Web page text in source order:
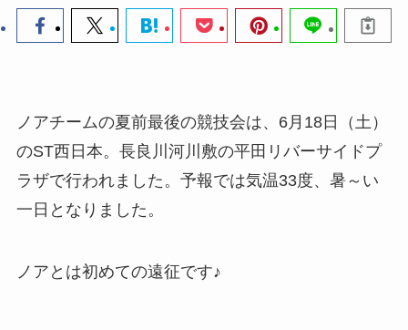
ノアチームの夏前最後の競技会は、6月18日（土）
のST西日本。長良川河川敷の平田リバーサイドプ
ラザで行われました。予報では気温33度、暑～い
一日となりました。
ノアとは初めての遠征です♪